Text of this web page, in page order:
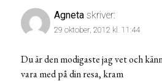
Agneta skriver:
29 oktober, 2012 kl. 11:44
Du är den modigaste jag vet och
vara med på din resa, kram